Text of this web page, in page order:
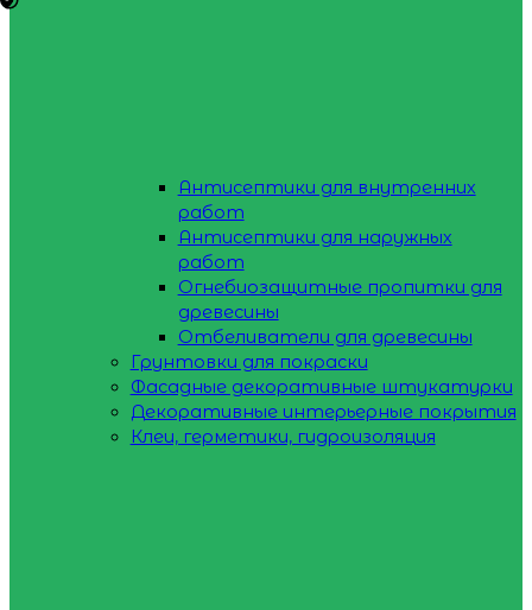
Антисептики для внутренних
работ
Антисептики для наружных
работ
Огнебиозащитные пропитки для
древесины
Отбеливатели для древесины
Грунтовки для покраски
Фасадные декоративные штукатурки
Декоративные интерьерные покрытия
Клеи, герметики, гидроизоляция